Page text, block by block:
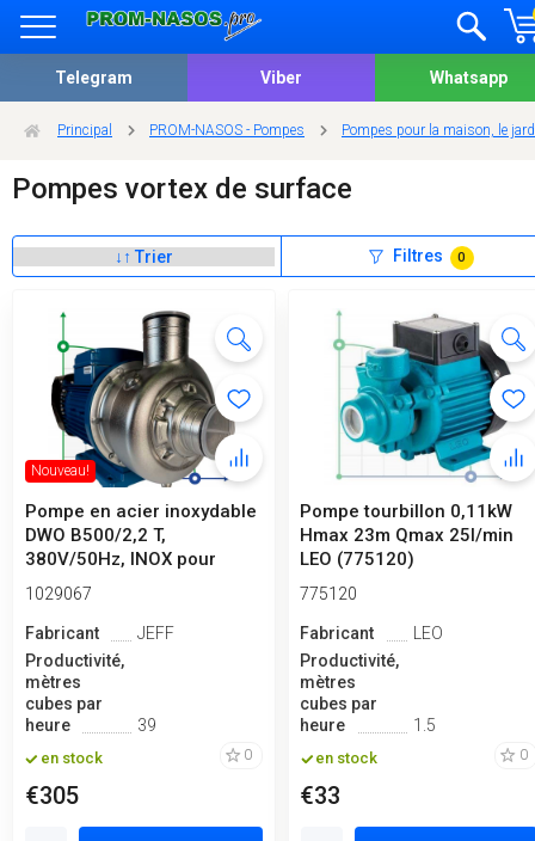
Telegram Viber Whatsapp
Principal PROM-NASOS - Pompes Pompes pour la maison, le
Pompes vortex de surface
Filtres 0
Nouveau!
Pompe en acier inoxydable
DWO B500/2,2 T,
380V/50Hz, INOX pour
laver le poiss...
1029067
Fabricant
JEFF
Productivité,
mètres
cubes par
heure
39
en stock 0
€305
Pompe tourbillon 0,11kW
Hmax 23m Qmax 25l/min
LEO (775120)
775120
Fabricant
LEO
Productivité,
mètres
cubes par
heure
1.5
en stock 0
€33